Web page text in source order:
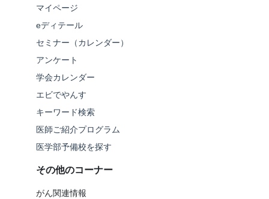
マイページ
eディテール
セミナー（カレンダー）
アンケート
学会カレンダー
エビでやんす
キーワード検索
医師ご紹介プログラム
医学部予備校を探す
その他のコーナー
がん関連情報